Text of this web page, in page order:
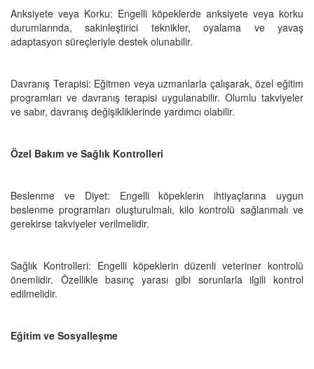
Anksiyete veya Korku: Engelli köpeklerde anksiyete veya korku
durumlarında, sakinleştirici teknikler, oyalama ve yavaş
adaptasyon süreçleriyle destek olunabilir.
Davranış Terapisi: Eğitmen veya uzmanlarla çalışarak, özel eğitim
programları ve davranış terapisi uygulanabilir. Olumlu takviyeler
ve sabır, davranış değişikliklerinde yardımcı olabilir.
Özel Bakım ve Sağlık Kontrolleri
Beslenme ve Diyet: Engelli köpeklerin ihtiyaçlarına uygun
beslenme programları oluşturulmalı, kilo kontrolü sağlanmalı ve
gerekirse takviyeler verilmelidir.
Sağlık Kontrolleri: Engelli köpeklerin düzenli veteriner kontrolü
önemlidir. Özellikle basınç yarası gibi sorunlarla ilgili kontrol
edilmelidir.
Eğitim ve Sosyalleşme